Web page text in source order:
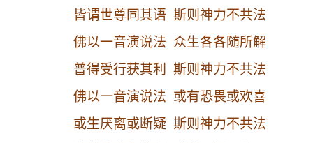
皆谓世尊同其语 斯则神力不共法
佛以一音演说法 众生各各随所解
普得受行获其利 斯则神力不共法
佛以一音演说法 或有恐畏或欢喜
或生厌离或断疑 斯则神力不共法